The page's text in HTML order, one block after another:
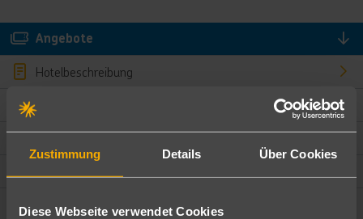
Zustimmung Details Über Cookies
Diese Webseite verwendet Cookies
Angebote
Hotelbeschreibung
Bewertungen